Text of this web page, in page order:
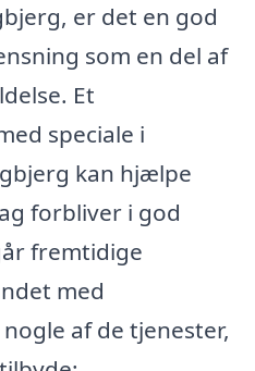
er det en god
som en del af
Et
speciale i
kan hjælpe
forbliver i god
fremtidige
med
af de tjenester,